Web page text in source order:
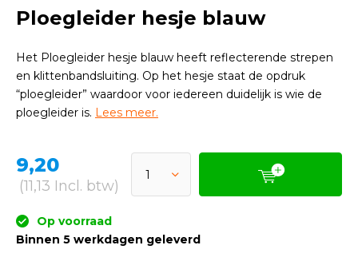
Ploegleider hesje blauw
Het Ploegleider hesje blauw heeft reflecterende strepen
en klittenbandsluiting. Op het hesje staat de opdruk
“ploegleider” waardoor voor iedereen duidelijk is wie de
ploegleider is. Lees meer.
9,20
(11,13 Incl. btw)
Op voorraad
Binnen 5 werkdagen geleverd